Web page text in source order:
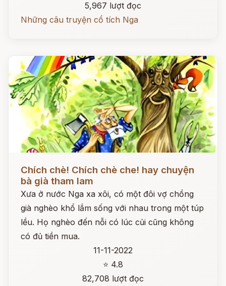
5,967 lượt đọc
Những câu truyện cổ tích Nga
Chích chè! Chích chè che! hay chuyện
bà già tham lam
Xưa ở nước Nga xa xôi, có một đôi vợ chồng
già nghèo khổ lắm sống với nhau trong một túp
lều. Họ nghèo đến nỗi có lúc củi cũng không
có đủ tiền mua.
11-11-2022
⭐ 4.8
82,708 lượt đọc